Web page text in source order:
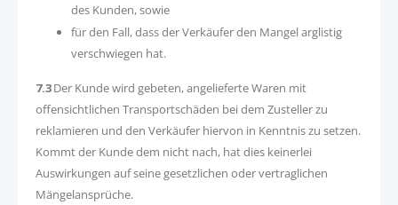
des Kunden, sowie
für den Fall, dass der Verkäufer den Mangel arglistig
verschwiegen hat.
7.3Der Kunde wird gebeten, angelieferte Waren mit
offensichtlichen Transportschäden bei dem Zusteller zu
reklamieren und den Verkäufer hiervon in Kenntnis zu setzen.
Kommt der Kunde dem nicht nach, hat dies keinerlei
Auswirkungen auf seine gesetzlichen oder vertraglichen
Mängelansprüche.